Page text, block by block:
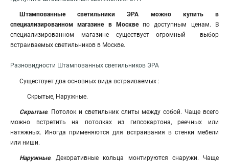
Штампованные светильники ЭРА можно купить
в
специализированном магазине в Москвепо доступным ценам. В
специализированном магазине существует огромный выбор
встраиваемых светильников в Москве.
Разновидности Штампованных светильников ЭРА
Существует два основных вида встраиваемых :
Скрытые, Наружные.
Скрытые. Потолок и светильник слиты между собой. Чаще всего
можно встретить на потолках из гипсокартона, реечных или
натяжных. Иногда применяются для встраивания в стенки мебели
или ниши.
Наружные. Декоративные кольца монтируются снаружи. Чаще